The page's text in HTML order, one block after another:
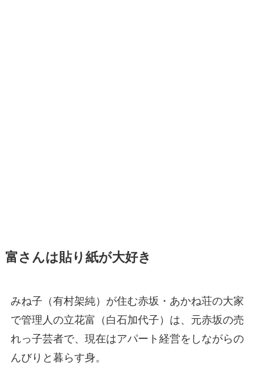
富さんは貼り紙が大好き
みね子（有村架純）が住む赤坂・あかね荘の大家
で管理人の立花富（白石加代子）は、元赤坂の売
れっ子芸者で、現在はアパート経営をしながらの
んびりと暮らす身。